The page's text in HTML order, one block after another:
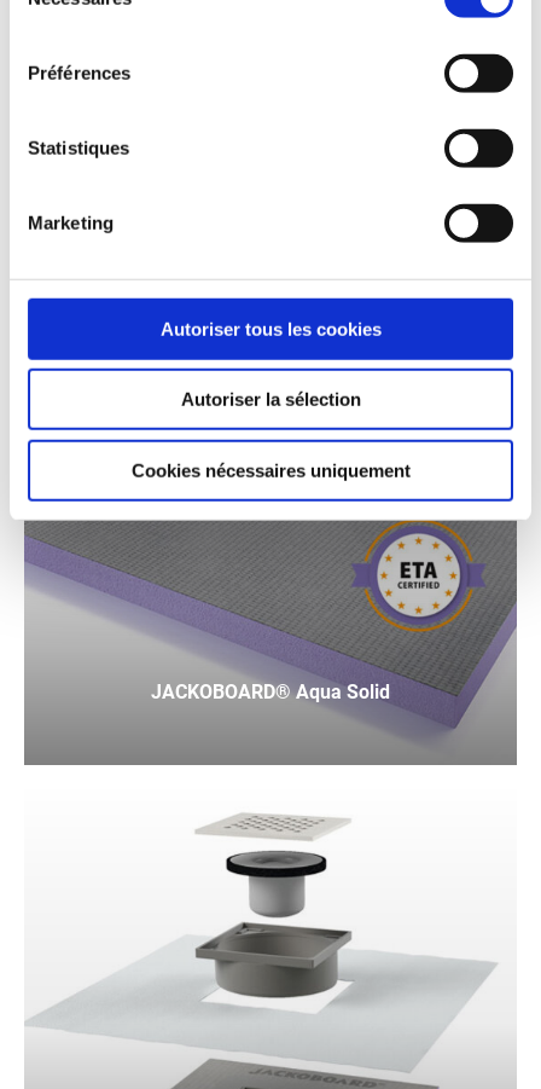
Préférences
Statistiques
Marketing
Autoriser tous les cookies
Autoriser la sélection
Cookies nécessaires uniquement
JACKOBOARD® Aqua Solid